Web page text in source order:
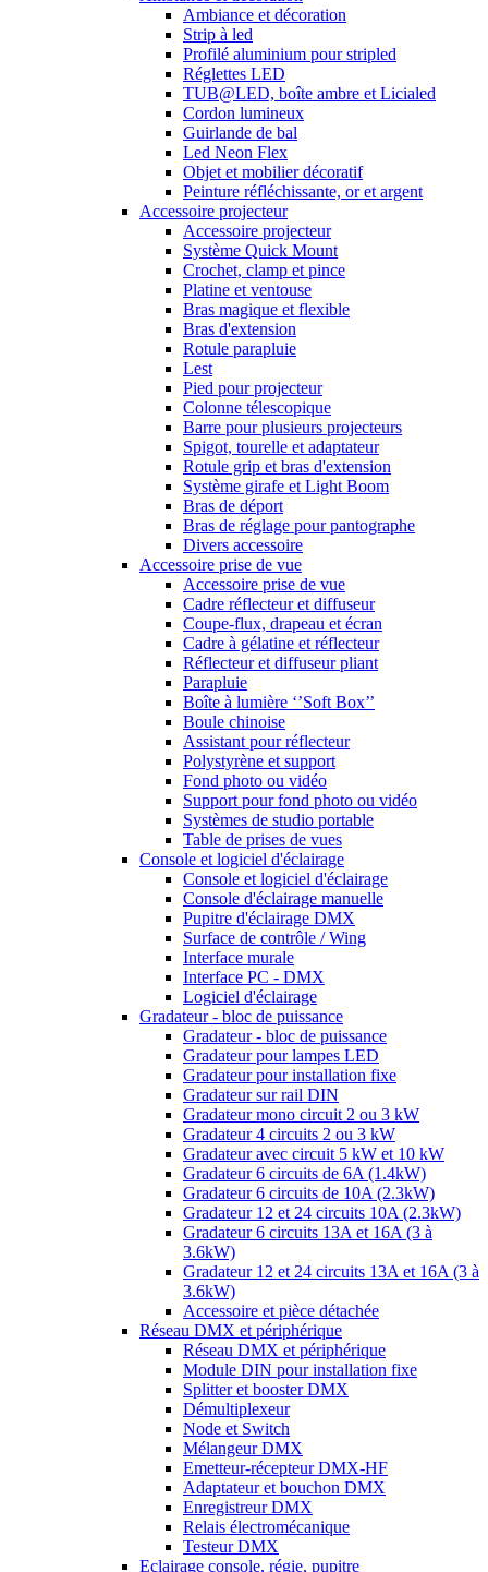
Ambiance et décoration
Strip à led
Profilé aluminium pour stripled
Réglettes LED
TUB@LED, boîte ambre et Licialed
Cordon lumineux
Guirlande de bal
Led Neon Flex
Objet et mobilier décoratif
Peinture réfléchissante, or et argent
Accessoire projecteur
Accessoire projecteur
Système Quick Mount
Crochet, clamp et pince
Platine et ventouse
Bras magique et flexible
Bras d'extension
Rotule parapluie
Lest
Pied pour projecteur
Colonne télescopique
Barre pour plusieurs projecteurs
Spigot, tourelle et adaptateur
Rotule grip et bras d'extension
Système girafe et Light Boom
Bras de déport
Bras de réglage pour pantographe
Divers accessoire
Accessoire prise de vue
Accessoire prise de vue
Cadre réflecteur et diffuseur
Coupe-flux, drapeau et écran
Cadre à gélatine et réflecteur
Réflecteur et diffuseur pliant
Parapluie
Boîte à lumière ‘’Soft Box’’
Boule chinoise
Assistant pour réflecteur
Polystyrène et support
Fond photo ou vidéo
Support pour fond photo ou vidéo
Systèmes de studio portable
Table de prises de vues
Console et logiciel d'éclairage
Console et logiciel d'éclairage
Console d'éclairage manuelle
Pupitre d'éclairage DMX
Surface de contrôle / Wing
Interface murale
Interface PC - DMX
Logiciel d'éclairage
Gradateur - bloc de puissance
Gradateur - bloc de puissance
Gradateur pour lampes LED
Gradateur pour installation fixe
Gradateur sur rail DIN
Gradateur mono circuit 2 ou 3 kW
Gradateur 4 circuits 2 ou 3 kW
Gradateur avec circuit 5 kW et 10 kW
Gradateur 6 circuits de 6A (1.4kW)
Gradateur 6 circuits de 10A (2.3kW)
Gradateur 12 et 24 circuits 10A (2.3kW)
Gradateur 6 circuits 13A et 16A (3 à
3.6kW)
Gradateur 12 et 24 circuits 13A et 16A (3 à
3.6kW)
Accessoire et pièce détachée
Réseau DMX et périphérique
Réseau DMX et périphérique
Module DIN pour installation fixe
Splitter et booster DMX
Démultiplexeur
Node et Switch
Mélangeur DMX
Emetteur-récepteur DMX-HF
Adaptateur et bouchon DMX
Enregistreur DMX
Relais électromécanique
Testeur DMX
Eclairage console, régie, pupitre